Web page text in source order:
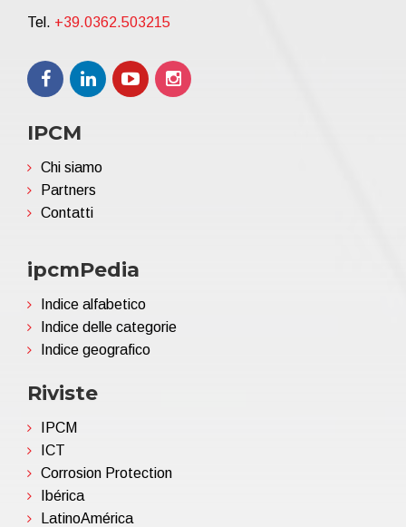
Tel. +39.0362.503215
IPCM
Chi siamo
Partners
Contatti
ipcmPedia
Indice alfabetico
Indice delle categorie
Indice geografico
Riviste
IPCM
ICT
Corrosion Protection
Ibérica
LatinoAmérica